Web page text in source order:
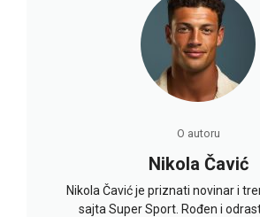
O autoru
Nikola Čavić
Nikola Čavić je priznati novinar i
sajta Super Sport. Rođen i